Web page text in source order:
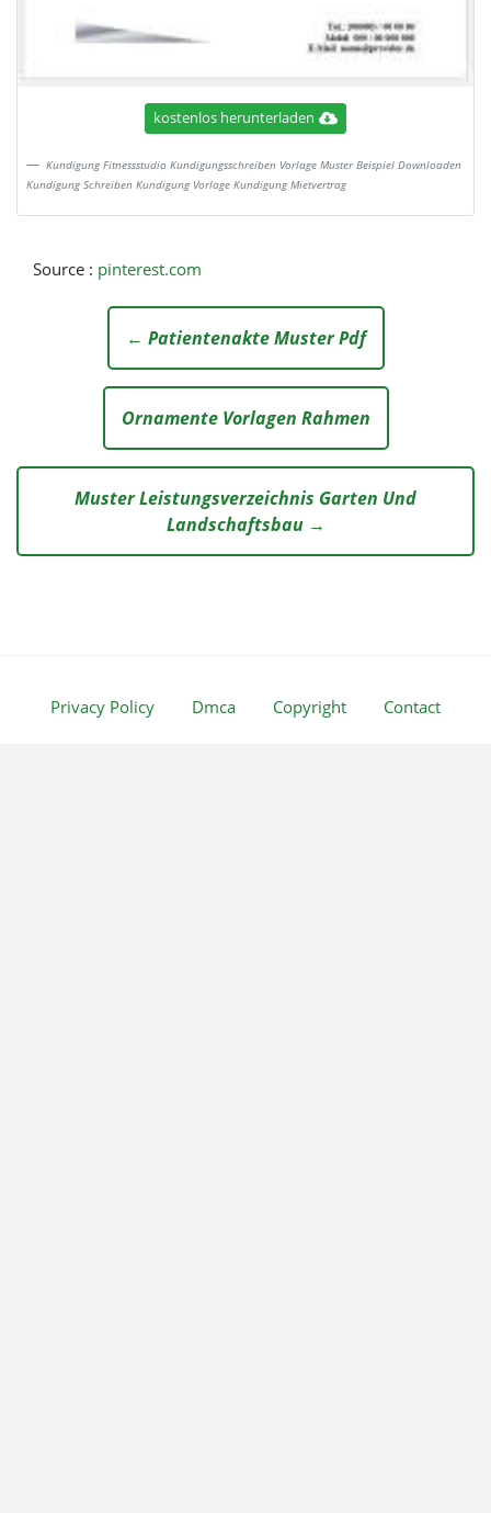
kostenlos herunterladen
Kundigung Fitnessstudio Kundigungsschreiben Vorlage Muster Beispiel Downloaden
Kundigung Schreiben Kundigung Vorlage Kundigung Mietvertrag
Source : pinterest.com
← Patientenakte Muster Pdf
Ornamente Vorlagen Rahmen
Muster Leistungsverzeichnis Garten Und
Landschaftsbau →
Privacy Policy Dmca Copyright Contact